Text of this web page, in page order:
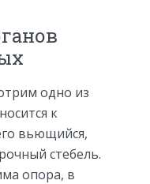
одно из
к
вьющийся,
стебель.
опора, в